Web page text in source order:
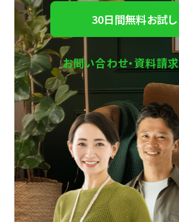
30日間無料お試し
お問い合わせ・資料請求